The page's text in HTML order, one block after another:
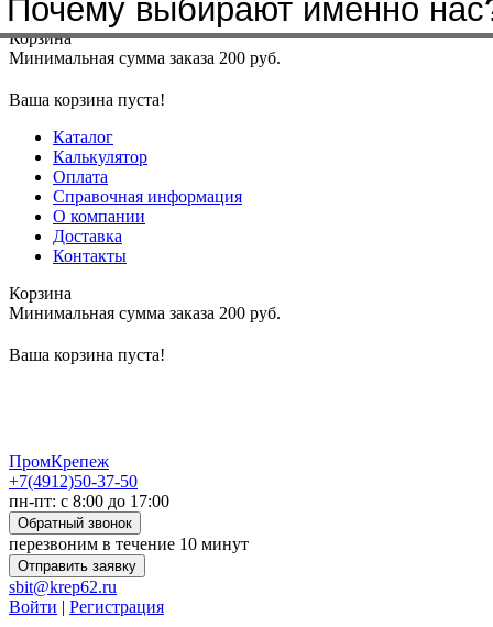
Меню+7(4912)50-37-50sbit@krep62.ru
Корзина
Минимальная сумма заказа 200 руб.
Ваша корзина пуста!
Каталог
Калькулятор
Оплата
Справочная информация
О компании
Доставка
Контакты
Корзина
Минимальная сумма заказа 200 руб.
Ваша корзина пуста!
ПромКрепеж
+7(4912)50-37-50
пн-пт: с 8:00 до 17:00
Обратный звонок
перезвоним в течение 10 минут
Отправить заявку
sbit@krep62.ru
Войти | Регистрация
Почему выбирают именно